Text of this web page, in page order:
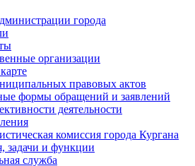
города
организации
правовых актов
формы обращений и заявлений
деятельности
комиссия города Кургана
задачи и функции
служба